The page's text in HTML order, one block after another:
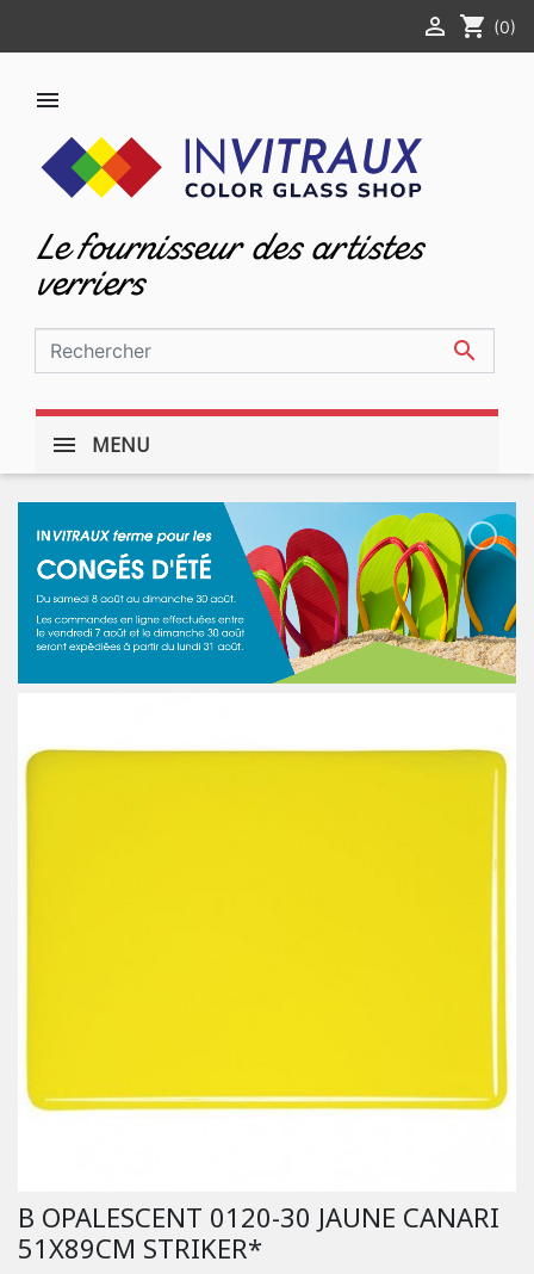
 shopping_cart (0)

Le fournisseur des artistes
verriers

MENU
B OPALESCENT 0120-30 JAUNE CANARI
51X89CM STRIKER*